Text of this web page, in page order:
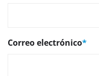
Correo electrónico*